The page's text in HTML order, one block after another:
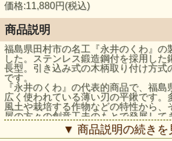
価格:11,880円(税込)
商品説明
福島県田村市の名工『永井のくわ』の
した。ステンレス鍛造鋼付を採用した
長型。引き込み式の木柄取り付け方式
です。
『永井のくわ』の代表的商品で、福
広く使われている薄い刃の平鍬です。
風土や栽培する作物などの特性から、
屋の方々の創意工夫のもとで発展して
地域によって伝統的な造作をしていま
範囲の広い平鍬に顕著に見られます。
▼ 商品説明の続き